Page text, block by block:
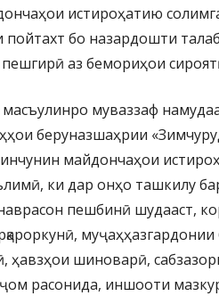
истироҳатию
пойтахт бо назардошти
аз бемориҳои
муваззаф
беруназшаҳрии
майдончаҳои
ки дар онҳо ташкилу
пешбинӣ шудааст,
ҳавзҳои шиноварӣ,
расонида, иншооти